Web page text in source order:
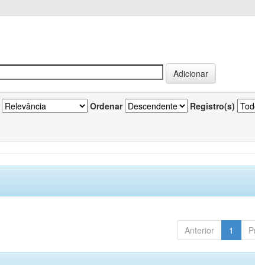
Ordenar Registro(s)
Anterior 1